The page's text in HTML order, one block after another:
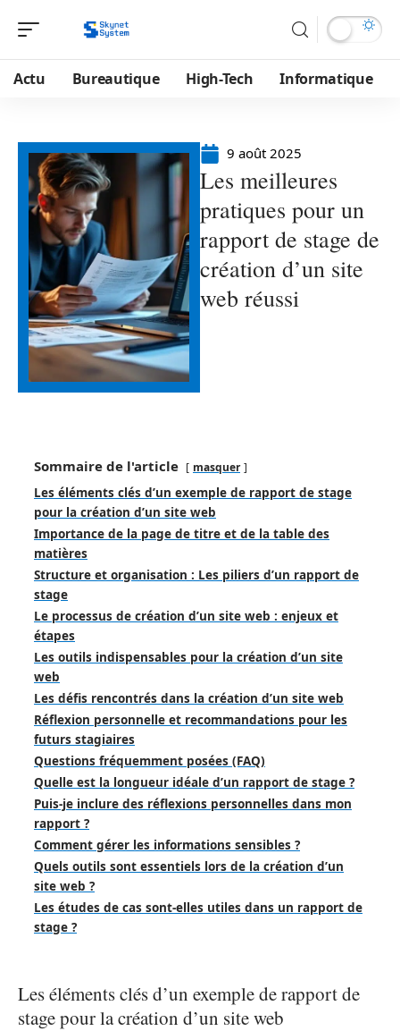
Actu Bureautique High-Tech Informatique
9 août 2025
Les meilleures
pratiques pour un
rapport de stage de
création d’un site
web réussi
Sommaire de l'article masquer
Les éléments clés d’un exemple de rapport de stage
pour la création d’un site web
Importance de la page de titre et de la table des
matières
Structure et organisation : Les piliers d’un rapport de
stage
Le processus de création d’un site web : enjeux et
étapes
Les outils indispensables pour la création d’un site
web
Les défis rencontrés dans la création d’un site web
Réflexion personnelle et recommandations pour les
futurs stagiaires
Questions fréquemment posées (FAQ)
Quelle est la longueur idéale d’un rapport de stage ?
Puis-je inclure des réflexions personnelles dans mon
rapport ?
Comment gérer les informations sensibles ?
Quels outils sont essentiels lors de la création d’un
site web ?
Les études de cas sont-elles utiles dans un rapport de
stage ?
Les éléments clés d’un exemple de rapport de
stage pour la création d’un site web